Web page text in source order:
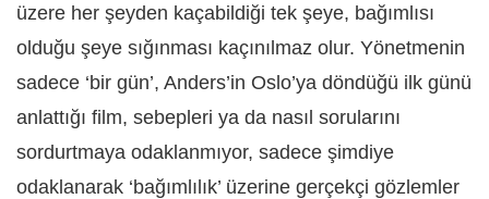
üzere her şeyden kaçabildiği tek şeye, bağımlısı
olduğu şeye sığınması kaçınılmaz olur. Yönetmenin
sadece ‘bir gün’, Anders’in Oslo’ya döndüğü ilk günü
anlattığı film, sebepleri ya da nasıl sorularını
sordurtmaya odaklanmıyor, sadece şimdiye
odaklanarak ‘bağımlılık’ üzerine gerçekçi gözlemler